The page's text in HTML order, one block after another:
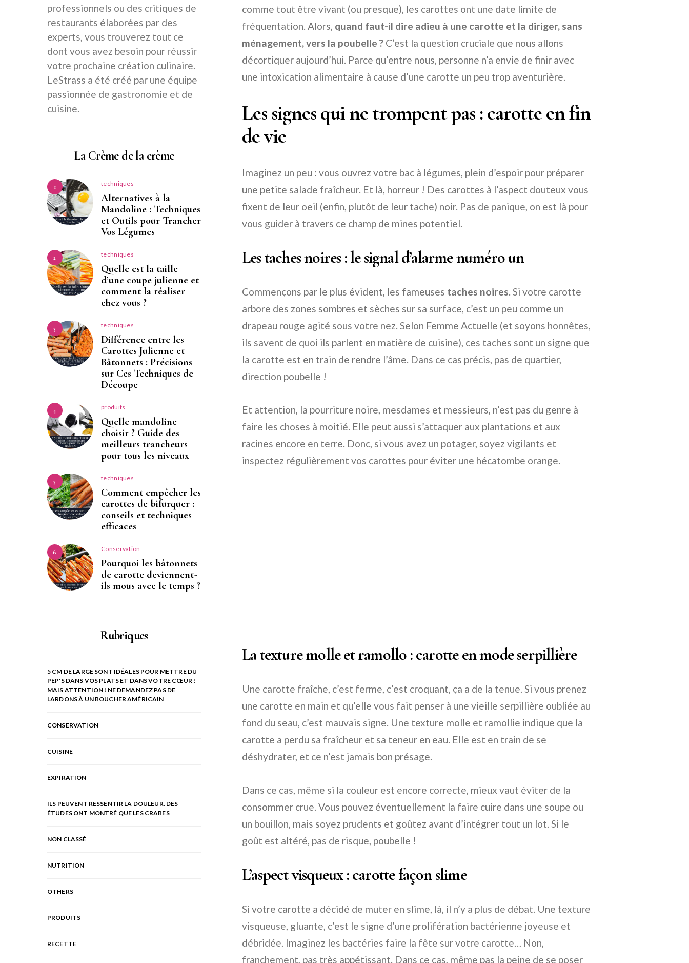
comme tout être vivant (ou presque), les carottes ont une date limite de
fréquentation. Alors, quand faut-il dire adieu à une carotte et la diriger, sans
ménagement, vers la poubelle ? C’est la question cruciale que nous allons
décortiquer aujourd’hui. Parce qu’entre nous, personne n’a envie de finir avec
une intoxication alimentaire à cause d’une carotte un peu trop aventurière.
Les signes qui ne trompent pas : carotte en fin
de vie
Imaginez un peu : vous ouvrez votre bac à légumes, plein d’espoir pour préparer
une petite salade fraîcheur. Et là, horreur ! Des carottes à l’aspect douteux vous
fixent de leur oeil (enfin, plutôt de leur tache) noir. Pas de panique, on est là pour
vous guider à travers ce champ de mines potentiel.
Les taches noires : le signal d’alarme numéro un
Commençons par le plus évident, les fameuses taches noires. Si votre carotte
arbore des zones sombres et sèches sur sa surface, c’est un peu comme un
drapeau rouge agité sous votre nez. Selon Femme Actuelle (et soyons honnêtes,
ils savent de quoi ils parlent en matière de cuisine), ces taches sont un signe que
la carotte est en train de rendre l’âme. Dans ce cas précis, pas de quartier,
direction poubelle !
Et attention, la pourriture noire, mesdames et messieurs, n’est pas du genre à
faire les choses à moitié. Elle peut aussi s’attaquer aux plantations et aux
racines encore en terre. Donc, si vous avez un potager, soyez vigilants et
inspectez régulièrement vos carottes pour éviter une hécatombe orange.
La texture molle et ramollo : carotte en mode serpillière
Une carotte fraîche, c’est ferme, c’est croquant, ça a de la tenue. Si vous prenez
une carotte en main et qu’elle vous fait penser à une vieille serpillière oubliée au
fond du seau, c’est mauvais signe. Une texture molle et ramollie indique que la
carotte a perdu sa fraîcheur et sa teneur en eau. Elle est en train de se
déshydrater, et ce n’est jamais bon présage.
Dans ce cas, même si la couleur est encore correcte, mieux vaut éviter de la
consommer crue. Vous pouvez éventuellement la faire cuire dans une soupe ou
un bouillon, mais soyez prudents et goûtez avant d’intégrer tout un lot. Si le
goût est altéré, pas de risque, poubelle !
L’aspect visqueux : carotte façon slime
Si votre carotte a décidé de muter en slime, là, il n’y a plus de débat. Une texture
visqueuse, gluante, c’est le signe d’une prolifération bactérienne joyeuse et
débridée. Imaginez les bactéries faire la fête sur votre carotte… Non,
franchement, pas très appétissant. Dans ce cas, même pas la peine de se poser
professionnels ou des critiques de
restaurants élaborées par des
experts, vous trouverez tout ce
dont vous avez besoin pour réussir
votre prochaine création culinaire.
LeStrass a été créé par une équipe
passionnée de gastronomie et de
cuisine.
La Crème de la crème
1 techniques
Alternatives à la
Mandoline : Techniques
et Outils pour Trancher
Vos Légumes
2 techniques
Quelle est la taille
d’une coupe julienne et
comment la réaliser
chez vous ?
3 techniques
Différence entre les
Carottes Julienne et
Bâtonnets : Précisions
sur Ces Techniques de
Découpe
4 produits
Quelle mandoline
choisir ? Guide des
meilleurs trancheurs
pour tous les niveaux
5 techniques
Comment empêcher les
carottes de bifurquer :
conseils et techniques
efficaces
6 Conservation
Pourquoi les bâtonnets
de carotte deviennent-
ils mous avec le temps ?
Rubriques
5 CM DE LARGE SONT IDÉALES POUR METTRE DU
PEP'S DANS VOS PLATS ET DANS VOTRE CŒUR !
MAIS ATTENTION ! NE DEMANDEZ PAS DE
LARDONS À UN BOUCHER AMÉRICAIN
CONSERVATION
CUISINE
EXPIRATION
ILS PEUVENT RESSENTIR LA DOULEUR. DES
ÉTUDES ONT MONTRÉ QUE LES CRABES
NON CLASSÉ
NUTRITION
OTHERS
PRODUITS
RECETTE